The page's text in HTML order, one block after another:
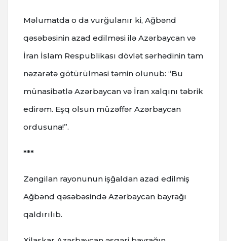
Məlumatda o da vurğulanır ki, Ağbənd
qəsəbəsinin azad edilməsi ilə Azərbaycan və
İran İslam Respublikası dövlət sərhədinin tam
nəzarətə götürülməsi təmin olunub: “Bu
münasibətlə Azərbaycan və İran xalqını təbrik
edirəm. Eşq olsun müzəffər Azərbaycan
ordusuna!”.
***
Zəngilan rayonunun işğaldan azad edilmiş
Ağbənd qəsəbəsində Azərbaycan bayrağı
qaldırılıb.